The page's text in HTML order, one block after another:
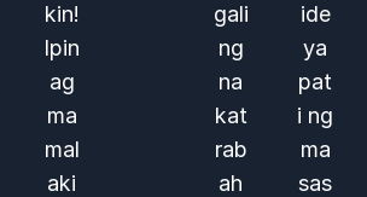
kin!
Ipin
ag
ma
mal
aki
gali
ng
na
kat
rab
ah
ide
ya
pat
i ng
ma
sas